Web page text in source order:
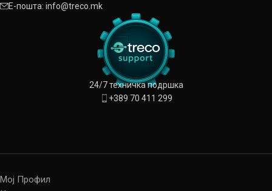
Е-пошта: info@treco.mk
24/7 техничка подршка
+389 70 411 299
Мој Профил